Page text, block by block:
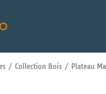
/ Collection Bois/ Plateau